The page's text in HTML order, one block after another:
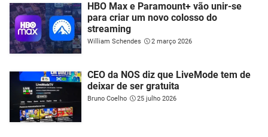
HBO Max e Paramount+ vão unir-se
para criar um novo colosso do
streaming
William Schendes 2 março 2026
CEO da NOS diz que LiveMode tem de
deixar de ser gratuita
Bruno Coelho 25 julho 2026